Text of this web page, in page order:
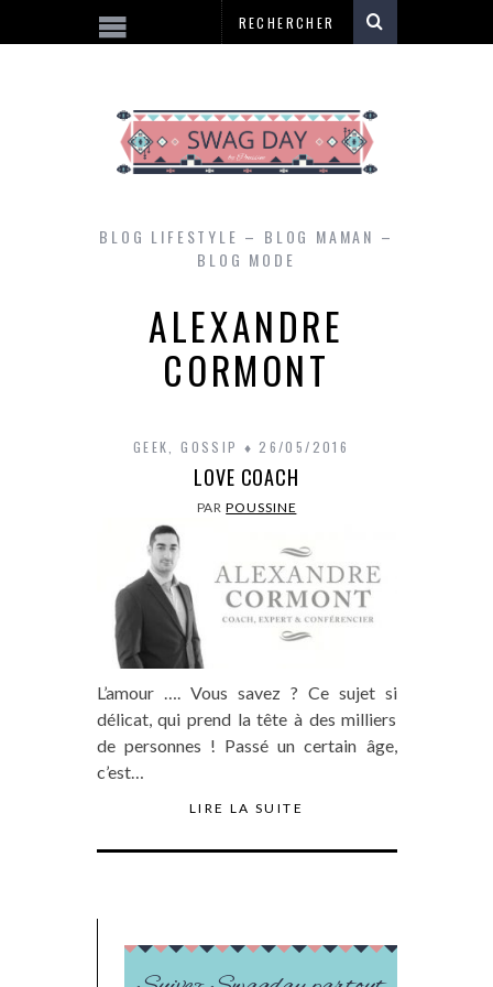
BLOG LIFESTYLE – BLOG MAMAN –
BLOG MODE
ALEXANDRE
CORMONT
GEEK ,GOSSIP 26/05/2016
LOVE COACH
PARPOUSSINE
L’amour …. Vous savez ? Ce sujet si
délicat, qui prend la tête à des milliers
de personnes ! Passé un certain âge,
c’est…
LIRE LA SUITE